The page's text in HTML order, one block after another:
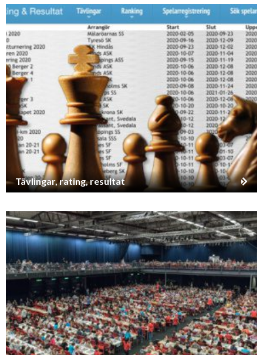
Tävlingar, rating, resultat